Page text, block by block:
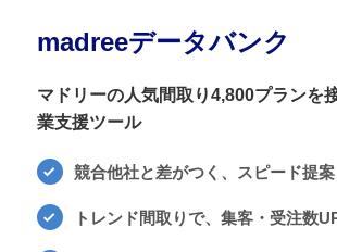
madreeデータバンク
マドリーの人気間取り4,800プランを
業支援ツール
競合他社と差がつく、スピード提案
トレンド間取りで、集客・受注数